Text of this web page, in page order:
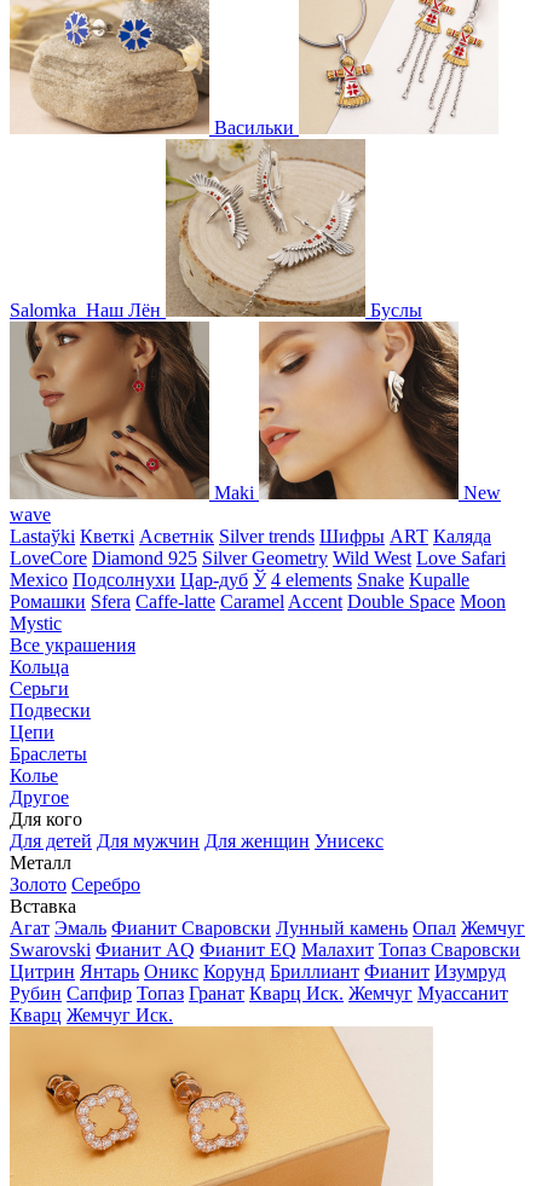
Васильки
Salomka Наш Лён Буслы
Maki
New
wave
Lastaўki Кветкі Асветнiк Silver trends Шифры ART Каляда
LoveCore Diamond 925 Silver Geometry Wild West Love Safari
Mexico Подсолнухи Цар-дуб Ў 4 elements Snake Kupalle
Ромашки Sfera Caffe-latte Caramel Accent Double Space Moon
Mystic
Все украшения
Кольца
Серьги
Подвески
Цепи
Браслеты
Колье
Другое
Для кого
Для детей Для мужчин Для женщин Унисекс
Металл
Золото Серебро
Вставка
Агат Эмаль Фианит Сваровски Лунный камень Опал Жемчуг
Swarovski Фианит AQ Фианит EQ Малахит Топаз Сваровски
Цитрин Янтарь Оникс Корунд Бриллиант Фианит Изумруд
Рубин Сапфир Топаз Гранат Кварц Иск. Жемчуг Муассанит
Кварц Жемчуг Иск.